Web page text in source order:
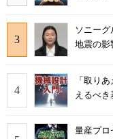
ソニー
地震の影
「取り
えるべき
量産プロ